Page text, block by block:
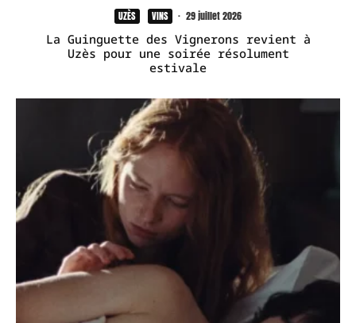
UZÈS VINS · 29 juillet 2026
La Guinguette des Vignerons revient à
Uzès pour une soirée résolument
estivale